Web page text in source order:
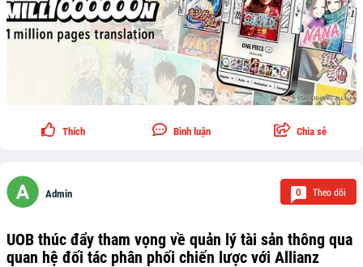
Thích Bình luận Chia sẻ
Admin 0 Theo dõi
UOB thúc đẩy tham vọng về quản lý tài sản thông qua
quan hệ đối tác phân phối chiến lược với Allianz